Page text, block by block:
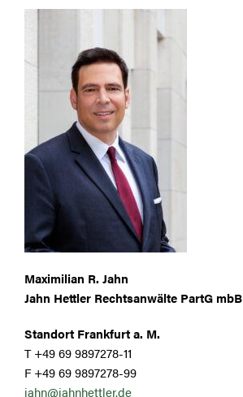
Maximilian R. Jahn
Jahn Hettler Rechtsanwälte PartG mbB
Standort Frankfurt a. M.
T +49 69 9897278-11
F +49 69 9897278-99
jahn@jahnhettler.de